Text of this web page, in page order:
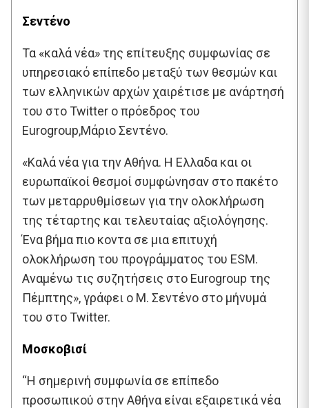
Σεντένο
Τα «καλά νέα» της επίτευξης συμφωνίας σε
υπηρεσιακό επίπεδο μεταξύ των θεσμών και
των ελληνικών αρχών χαιρέτισε με ανάρτησή
του στο Twitter ο πρόεδρος του
Eurogroup,Μάριο Σεντένο.
«Καλά νέα για την Αθήνα. Η Ελλαδα και οι
ευρωπαϊκοί θεσμοί συμφώνησαν στο πακέτο
των μεταρρυθμίσεων για την ολοκλήρωση
της τέταρτης και τελευταίας αξιολόγησης.
Ένα βήμα πιο κοντα σε μια επιτυχή
ολοκλήρωση του προγράμματος του ESM.
Αναμένω τις συζητήσεις στο Eurogroup της
Πέμπτης», γράφει ο Μ. Σεντένο στο μήνυμά
του στο Twitter.
Μοσκοβισί
“Η σημερινή συμφωνία σε επίπεδο
προσωπικού στην Αθήνα είναι εξαιρετικά νέα